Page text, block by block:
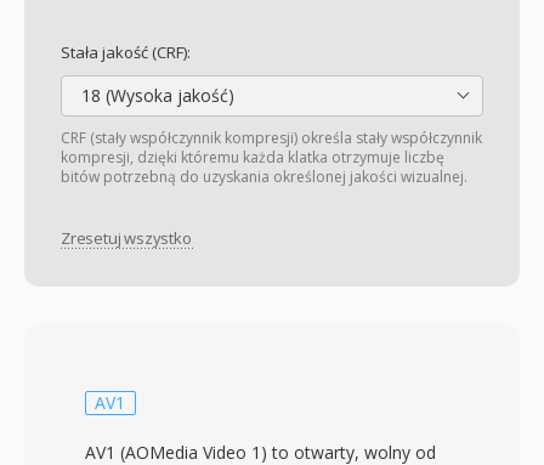
Stała jakość (CRF):
18 (Wysoka jakość)
CRF (stały współczynnik kompresji) określa stały współczynnik
kompresji, dzięki któremu każda klatka otrzymuje liczbę
bitów potrzebną do uzyskania określonej jakości wizualnej.
Zresetuj wszystko
AV1
AV1 (AOMedia Video 1) to otwarty, wolny od